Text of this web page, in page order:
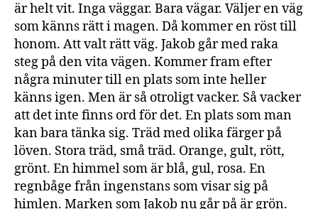
är helt vit. Inga väggar. Bara vägar. Väljer en väg
som känns rätt i magen. Då kommer en röst till
honom. Att valt rätt väg. Jakob går med raka
steg på den vita vägen. Kommer fram efter
några minuter till en plats som inte heller
känns igen. Men är så otroligt vacker. Så vacker
att det inte finns ord för det. En plats som man
kan bara tänka sig. Träd med olika färger på
löven. Stora träd, små träd. Orange, gult, rött,
grönt. En himmel som är blå, gul, rosa. En
regnbåge från ingenstans som visar sig på
himlen. Marken som Jakob nu går på är grön.